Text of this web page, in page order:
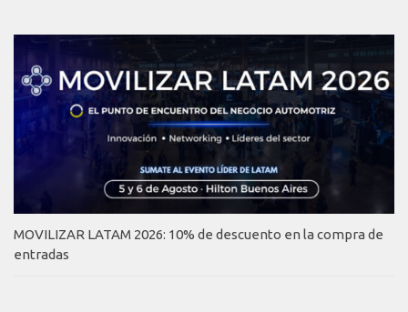
MOVILIZAR LATAM 2026: 10% de descuento en la compra de
entradas